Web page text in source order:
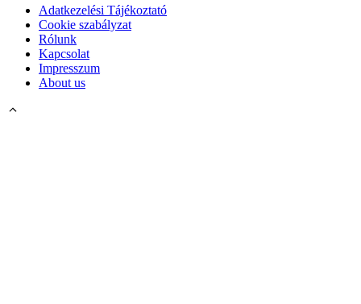
Adatkezelési Tájékoztató
Cookie szabályzat
Rólunk
Kapcsolat
Impresszum
About us